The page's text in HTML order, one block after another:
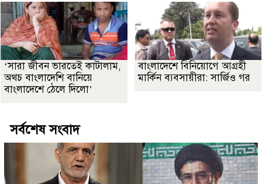
‘সারা জীবন ভারতেই কাটালাম,
অথচ বাংলাদেশি বানিয়ে
বাংলাদেশে ঠেলে দিলো’
বাংলাদেশে বিনিয়োগে আগ্রহী
মার্কিন ব্যবসায়ীরা: সার্জিও গর
সর্বশেষ সংবাদ